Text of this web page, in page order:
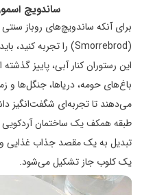
ساندویچ
برای آنکه ساندویچ‌های روباز
این رستوران کنار آبی، پاییز
باغ‌های حومه، دریاها، جنگل‌ها و
می‌دهند تا تجربه‌ای شگفت‌انگیز
طبقه همکف یک ساختمان آردکویی
تبدیل به یک مقصد جذاب غذایی و
یک کلوب جاز تشکیل می‌شود.